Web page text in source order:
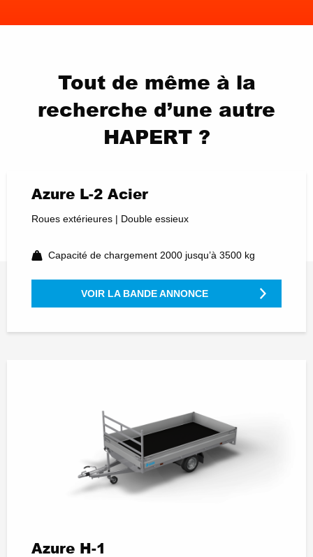
Tout de même à la
recherche d’une autre
HAPERT ?
Azure L-2 Acier
Roues extérieures | Double essieux
Capacité de chargement 2000 jusqu’à 3500 kg
VOIR LA BANDE ANNONCE
Azure H-1